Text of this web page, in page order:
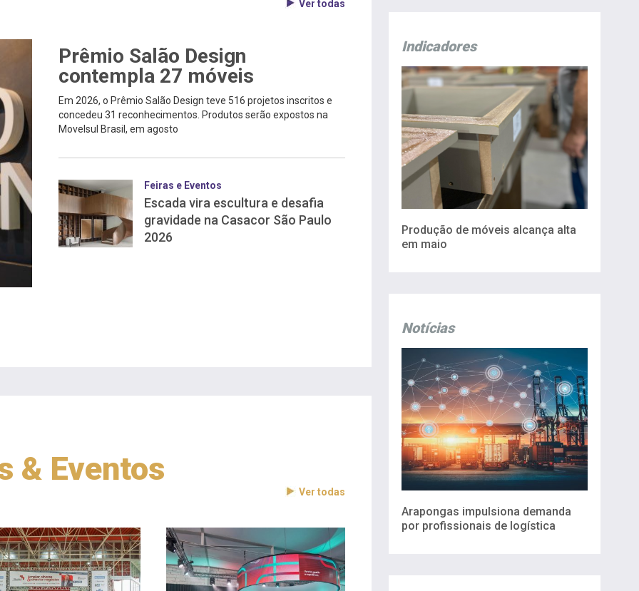
Ver todas
Prêmio Salão Design
contempla 27 móveis
Em 2026, o Prêmio Salão Design teve 516 projetos inscritos e
concedeu 31 reconhecimentos. Produtos serão expostos na
Movelsul Brasil, em agosto
Feiras e Eventos
Escada vira escultura e desafia
gravidade na Casacor São Paulo
2026
& Eventos
Ver todas
Indicadores
Produção de móveis alcança alta
em maio
Notícias
Arapongas impulsiona demanda
por profissionais de logística